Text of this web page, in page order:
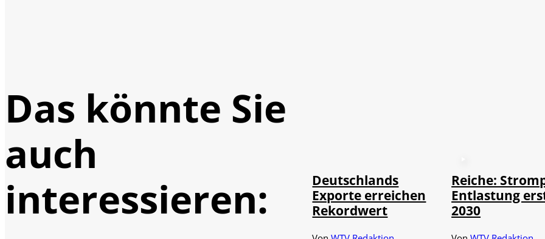
Das könnte Sie
auch
interessieren:
Deutschlands
Exporte erreichen
Rekordwert
Reiche:
Entlastung
2030